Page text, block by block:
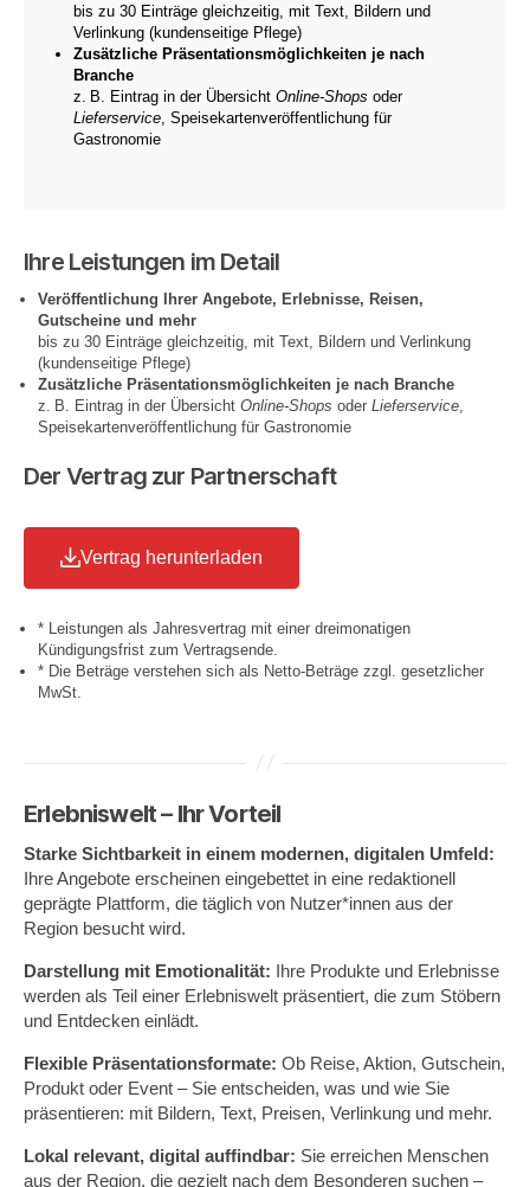
bis zu 30 Einträge gleichzeitig, mit Text, Bildern und
Verlinkung (kundenseitige Pflege)
Zusätzliche Präsentationsmöglichkeiten je nach
Branche
z. B. Eintrag in der Übersicht Online-Shops oder
Lieferservice , Speisekartenveröffentlichung für
Gastronomie
Ihre Leistungen im Detail
Veröffentlichung Ihrer Angebote, Erlebnisse, Reisen,
Gutscheine und mehr
bis zu 30 Einträge gleichzeitig, mit Text, Bildern und Verlinkung
(kundenseitige Pflege)
Zusätzliche Präsentationsmöglichkeiten je nach Branche
z. B. Eintrag in der Übersicht Online-Shops oder Lieferservice
Speisekartenveröffentlichung für Gastronomie
Der Vertrag zur Partnerschaft
Vertrag herunterladen
* Leistungen als Jahresvertrag mit einer dreimonatigen
Kündigungsfrist zum Vertragsende.
* Die Beträge verstehen sich als Netto-Beträge zzgl. gesetzlicher
MwSt.
Erlebniswelt – Ihr Vorteil
Starke Sichtbarkeit in einem modernen, digitalen Umfeld:
Ihre Angebote erscheinen eingebettet in eine redaktionell
geprägte Plattform, die täglich von Nutzer*innen aus der
Region besucht wird.
Darstellung mit Emotionalität: Ihre Produkte und Erlebnisse
werden als Teil einer Erlebniswelt präsentiert, die zum Stöbern
und Entdecken einlädt.
Flexible Präsentationsformate: Ob Reise, Aktion, Gutschein,
Produkt oder Event – Sie entscheiden, was und wie Sie
präsentieren: mit Bildern, Text, Preisen, Verlinkung und mehr.
Lokal relevant, digital auffindbar: Sie erreichen Menschen
aus der Region, die gezielt nach dem Besonderen suchen –